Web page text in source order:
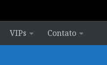
VIPs Contato